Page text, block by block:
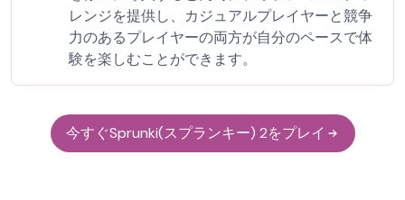
レンジを提供し、カジュアルプレイヤーと競争
力のあるプレイヤーの両方が自分のペースで体
験を楽しむことができます。
今すぐSprunki(スプランキー) 2をプレイ